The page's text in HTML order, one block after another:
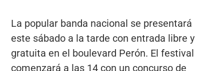
La popular banda nacional se presentará
este sábado a la tarde con entrada libre y
gratuita en el boulevard Perón. El festival
comenzará a las 14 con un concurso de